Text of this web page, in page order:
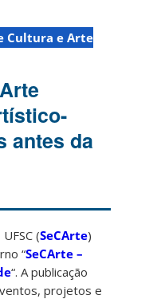
Cultura e Arte
antes da
(SeCArte)
“SeCArte –
“. A publicação
projetos e